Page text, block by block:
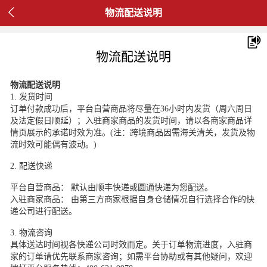
 物流配送说明
物流配送说明
物流配送说明
1. 发货时间
订单付款成功后，平台自营商品将尽量在36小时内发货（周六周日
及法定假日顺延）；入驻商家商品的发货时间，请以各商家商品详
情页展示的承诺时效为准。(注：跨境商品因需海关清关，发货及物
流时效可能偶有波动。)
2. 配送快递
平台自营商品： 默认由顺丰快递或圆通快递为您配送。
入驻商家商品： 由第三方商家根据自身仓储情况自行选择合作的快
递公司进行配送。
3. 物流咨询
具体送达时间视各快递公司时效而定。关于订单物流进度，入驻商
家的订单请优先联系商家咨询；如需平台协助或有其他疑问，欢迎